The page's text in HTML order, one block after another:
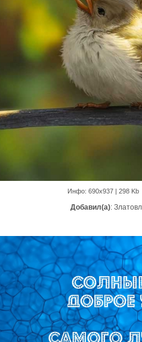
Инфо: 690х937 | 298 Kb
Добавил(а):